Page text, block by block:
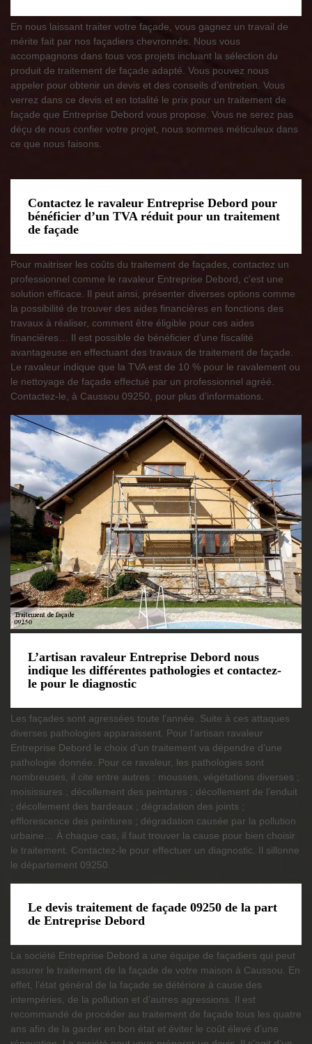
En nous laissant traiter votre façade, vous gagnez un travail de
mérite fait par nos façadiers chevronnés. Nous vous
accompagnons dans tous vos projets incluant la sélection du
produit de traitement de façade adapté. Vous pouvez nous
appeler pour obtenir un devis et des conseils d’entretien. Vous
verrez dans ce devis et en totalité le prix pour un traitement de
façade que Entreprise Debord vous propose. Vous ne serez pas
déçu de nous confier votre projet, nous sommes méticuleux dans
ce que nous faisons.
Contactez le ravaleur Entreprise Debord pour
bénéficier d’un TVA réduit pour un traitement
de façade
Pour maitriser les coûts du traitement de façades, contactez un
professionnel comme le ravaleur Entreprise Debord, c'est une
solution efficace. Il peut ainsi, présenter diverses options comme
la possibilité de trouver des aides financières en fonctions des
travaux à réaliser, comment être éligible pour ces aides
financières… Il est possible de bénéficier d’une fiscalité
avantageuse en effectuant des travaux de traitement de façade.
Le ravaleur indique que la TVA est de 10 % pour le ravalement ou
le nettoyage de façade effectué par un professionnel agréé.
Contactez-le, à Caussou 09250, pour plus d’informations.
L’artisan ravaleur Entreprise Debord nous
indique les différentes pathologies et contactez-
le pour le diagnostic
Les façades sont agressées toute l’année. Suite à ces attaques
diverses pathologies apparaissent. Pour l’artisan ravaleur
Entreprise Debord le choix d’un traitement va dépendre d’une
pathologie donnée. Pour ce ravaleur, les pathologies sont
nombreuses, il cite entre autres : mousses, végétations diverses ;
moisissures ; décollement des peintures ; décollement de l’enduit
; décollement des bardeaux ; dégradation des joints ;
efflorescence des peintures ; dégradation causée par la pollution
urbaine… À chaque cas, il faut trouver la cause pour bien choisir
le traitement. Contactez-le pour effectuer un diagnostic. Il sillonne
le département 09250.
Le devis traitement de façade 09250 de la part
de Entreprise Debord
La société Entreprise Debord a une équipe de façadiers qui peut
assurer le traitement de la façade de votre maison à Caussou. En
effet, l’état général de la façade se détériore à cause des
intempéries, de la pollution et d’autres agressions. Il est
recommandé de procéder au traitement de façade tous les quatre
ans afin de la garder en bon état et éviter le coût élevé d’une